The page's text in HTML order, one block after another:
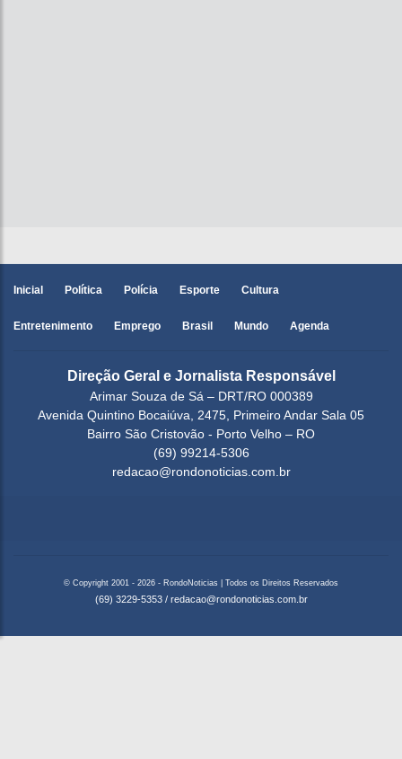
Inicial Política Polícia Esporte Cultura
Entretenimento Emprego Brasil Mundo Agenda
Direção Geral e Jornalista Responsável
Arimar Souza de Sá – DRT/RO 000389
Avenida Quintino Bocaiúva, 2475, Primeiro Andar Sala 05
Bairro São Cristovão - Porto Velho – RO
(69) 99214-5306
redacao@rondonoticias.com.br
© Copyright 2001 - 2026 - RondoNoticias | Todos os Direitos Reservados
(69) 3229-5353 / redacao@rondonoticias.com.br